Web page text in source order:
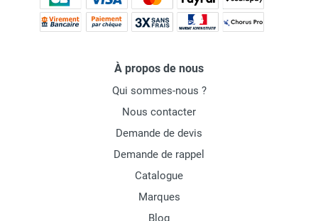
À propos de nous
Qui sommes-nous ?
Nous contacter
Demande de devis
Demande de rappel
Catalogue
Marques
Blog